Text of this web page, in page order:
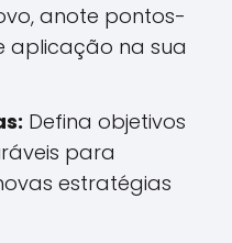
anote pontos-
aplicação na sua
Defina objetivos
para
estratégias